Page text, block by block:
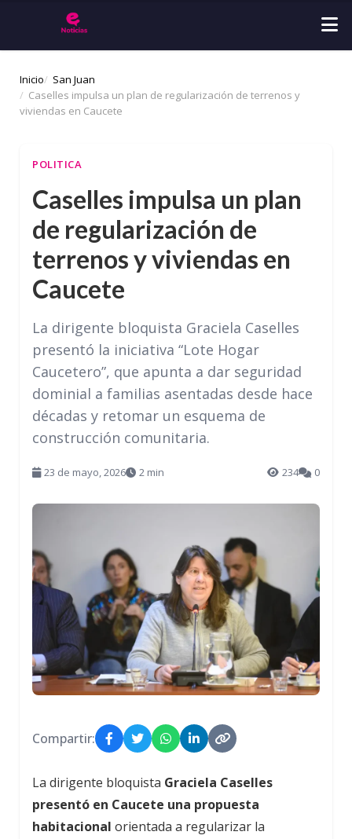
Inicio
San Juan
Caselles impulsa un plan de regularización de terrenos y
viviendas en Caucete
POLITICA
Caselles impulsa un plan
de regularización de
terrenos y viviendas en
Caucete
La dirigente bloquista Graciela Caselles
presentó la iniciativa “Lote Hogar
Caucetero”, que apunta a dar seguridad
dominial a familias asentadas desde hace
décadas y retomar un esquema de
construcción comunitaria.
23 de mayo, 2026 2 min 234 0
Compartir:
La dirigente bloquista Graciela Caselles
presentó en Caucete una propuesta
habitacional orientada a regularizar la